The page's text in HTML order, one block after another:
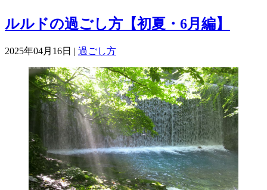
ルルドの過ごし方【初夏・6月編】
2025年04月16日 | 過ごし方